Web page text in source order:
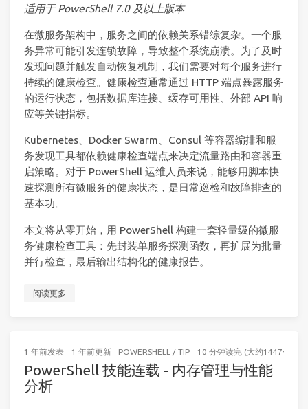
适用于 PowerShell 7.0 及以上版本
在微服务架构中，服务之间的依赖关系错综复杂。一个服
务异常可能引发连锁故障，导致整个系统崩溃。为了及时
发现问题并触发自动恢复机制，我们需要对每个服务进行
持续的健康检查。健康检查通常通过 HTTP 端点暴露服务
的运行状态，包括数据库连接、缓存可用性、外部 API 响
应等关键指标。
Kubernetes、Docker Swarm、Consul 等容器编排和服
务发现工具都依赖健康检查端点来决定流量路由和容器重
启策略。对于 PowerShell 运维人员来说，能够用脚本快
速探测所有微服务的健康状态，是日常巡检和故障排查的
基本功。
本文将从零开始，用 PowerShell 构建一套轻量级的微服
务健康检查工具：先封装单服务探测函数，再扩展为批量
并行检查，最后输出结构化的健康报告。
阅读更多
1 年前发表 1 年前更新 POWERSHELL / TIP 10 分钟读完 (大约1447个字)
PowerShell 技能连载 - 内存管理与性能
分析